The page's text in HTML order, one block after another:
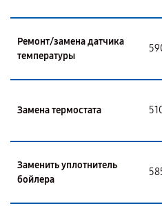
Ремонт/замена датчика
температуры
Замена термостата
Заменить уплотнитель
бойлера